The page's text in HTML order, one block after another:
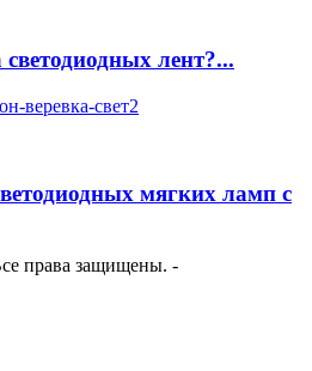
лент?...
мягких ламп с
права защищены. -